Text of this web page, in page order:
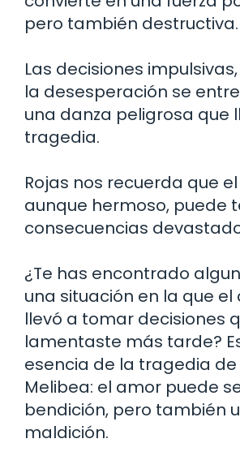
pero también destructiva.
Las decisiones
la desesperación se
una danza peligrosa que
tragedia.
Rojas nos recuerda que
aunque hermoso, puede
consecuencias
¿Te has encontrado
una situación en la que
llevó a tomar decisiones
lamentaste más tarde?
esencia de la tragedia
Melibea: el amor puede
bendición, pero también
maldición.